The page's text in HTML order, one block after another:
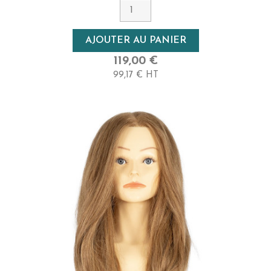
cheveux 100% naturels, humains pour colorer, pour
professionnelle sur mannequin homme, pour
l'apprentissage de la coupe sur cheveux bouclés, afro...
Vous pouvez trouver sur cette tête à coiffer cheveux
100% naturels, humains des cheveux blancs. C'est tout
à fait normal et cela garanti même la qualité du
Hindoues afin d'être vendus (ou donnés) sur le marché.
C'est pourquoi nos têtes à coiffer ont des cheveux
blancs, les femmes qui font offrande de leurs cheveux
ont elles aussi des cheveux blancs !
Nous proposons également dans notre gamme de
tête malléable chignon avec buste un autre modèle
similaire à Vanessa :Arianaest identique à Vanessa
avec une hauteur de ton plus foncée.
Toutes nos têtes malléables, quelle que soit la gamme,
disposent de cheveux naturels, d'origine indienne avec
un bon rapport qualité prix. Exalto met un point
d'honneur à vous fournir la meilleure qualité de
cheveux à des prix accessibles !Ainsi, nos mannequin
AJOUTER AU PANIER
119,00 €
99,17 € HT